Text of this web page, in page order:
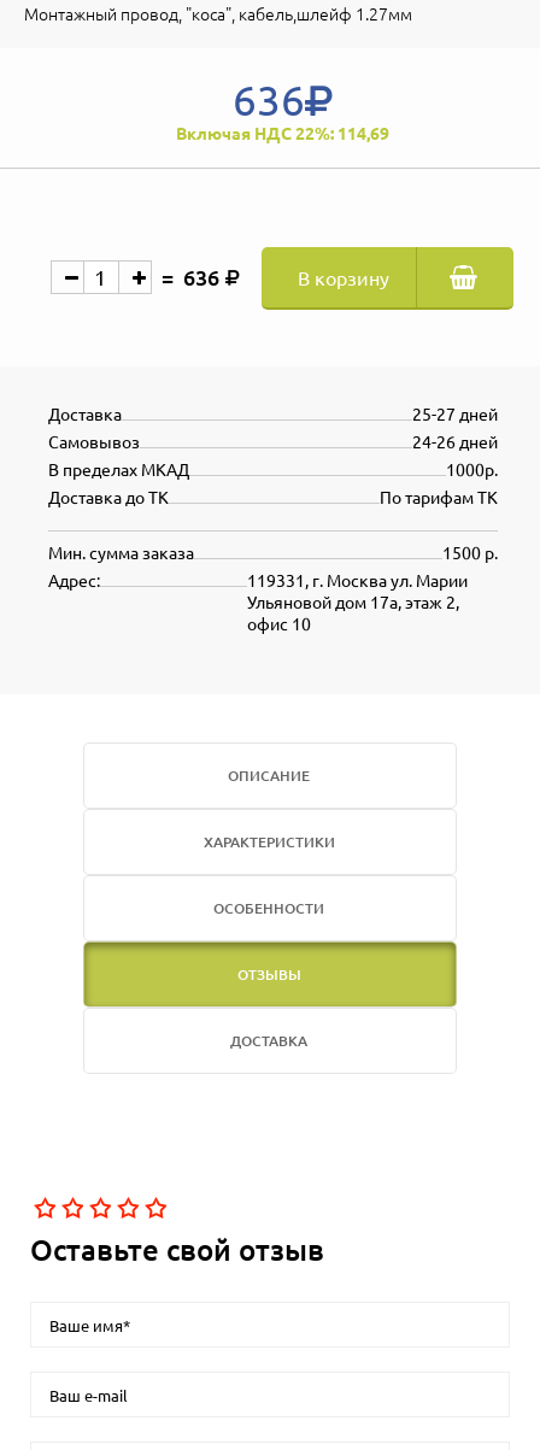
Монтажный провод, "коса", кабель,шлейф 1.27мм
636
Включая НДС 22%: 114,69
636 В корзину
25-27 дней
Доставка
24-26 дней
Самовывоз
1000р.
В пределах МКАД
По тарифам ТК
Доставка до ТК
1500 р.
Мин. сумма заказа
119331, г. Москва ул. Марии
Ульяновой дом 17а, этаж 2,
офис 10
Адрес:
ОПИСАНИЕ
ХАРАКТЕРИСТИКИ
ОСОБЕННОСТИ
ОТЗЫВЫ
ДОСТАВКА
Оставьте свой отзыв